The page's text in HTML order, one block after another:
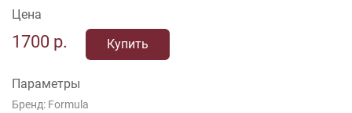
Цена
1700 р. Купить
Параметры
Бренд: Formula